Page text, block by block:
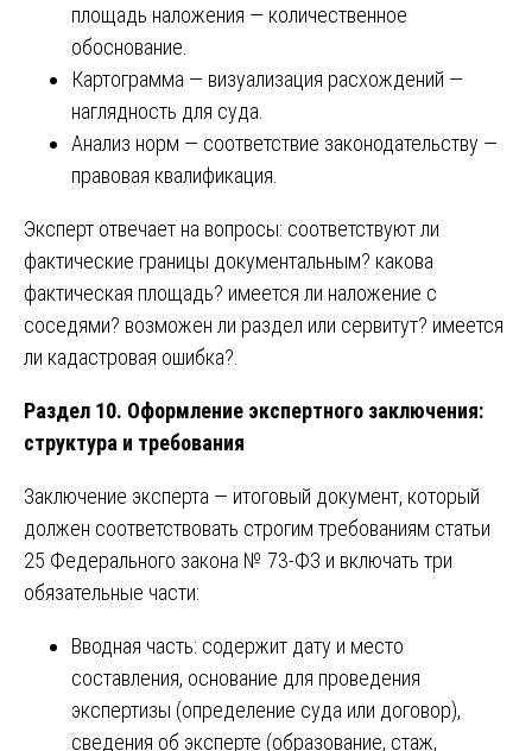
площадь наложения — количественное
обоснование.
Картограмма — визуализация расхождений —
наглядность для суда.
Анализ норм — соответствие законодательству —
правовая квалификация.
Эксперт отвечает на вопросы: соответствуют ли
фактические границы документальным? какова
фактическая площадь? имеется ли наложение с
соседями? возможен ли раздел или сервитут? имеется
ли кадастровая ошибка?.
Раздел 10. Оформление экспертного заключения:
структура и требования
Заключение эксперта — итоговый документ, который
должен соответствовать строгим требованиям статьи
25 Федерального закона № 73-ФЗ и включать три
обязательные части:
Вводная часть: содержит дату и место
составления, основание для проведения
экспертизы (определение суда или договор),
сведения об эксперте (образование, стаж,